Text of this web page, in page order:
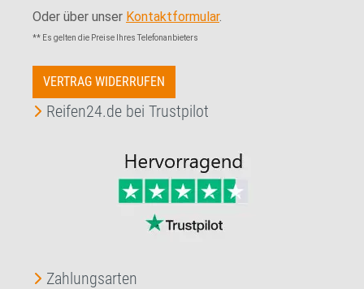
Oder über unser Kontaktformular.
** Es gelten die Preise Ihres Telefonanbieters
VERTRAG WIDERRUFEN
Reifen24.de bei Trustpilot
Zahlungsarten